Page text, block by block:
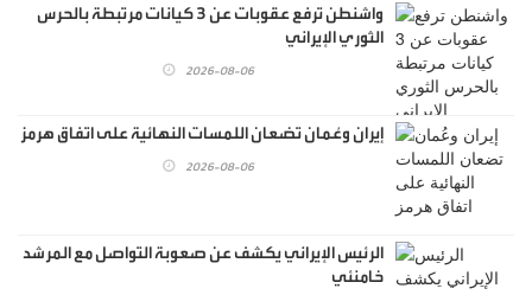
واشنطن ترفع عقوبات عن 3 كيانات مرتبطة بالحرس
الثوري الإيراني
2026-08-06
إيران وعُمان تضعان اللمسات النهائية على اتفاق هرمز
2026-08-06
الرئيس الإيراني يكشف عن صعوبة التواصل مع المرشد
خامنئي